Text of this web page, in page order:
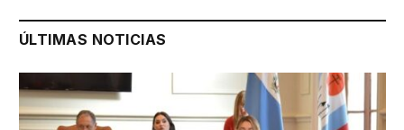
ÚLTIMAS NOTICIAS